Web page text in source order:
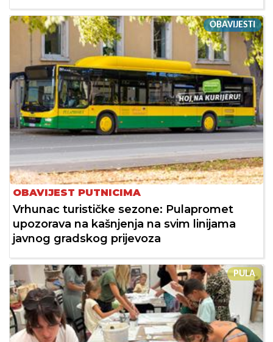
OBAVIJESTI
OBAVIJEST PUTNICIMA
Vrhunac turističke sezone: Pulapromet
upozorava na kašnjenja na svim linijama
javnog gradskog prijevoza
PULA